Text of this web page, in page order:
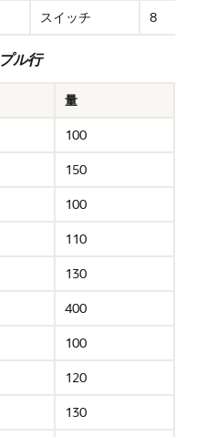
スイッチ 8
ル行
量
100
150
100
110
130
400
100
120
130